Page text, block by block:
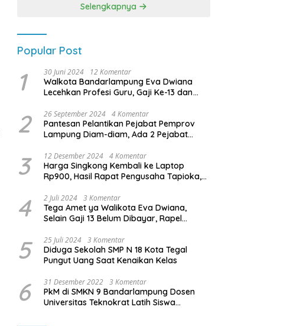
Kebangsaan
Selengkapnya
Popular Post
1 30 Juni 2024 12 Komentar
Walkota Bandarlampung Eva Dwiana
Lecehkan Profesi Guru, Gaji Ke-13 dan
2 26 September 2024 4 Komentar
Pantesan Pelantikan Pejabat Pemprov
Lampung Diam-diam, Ada 2 Pejabat
3 12 Desember 2024 4 Komentar
Harga Singkong Kembali ke Laptop
Rp900, Hasil Rapat Pengusaha Tapioka,
Lampung
4 2 Juli 2024 3 Komentar
Tega Amet ya Walikota Eva Dwiana,
Selain Gaji 13 Belum Dibayar, Rapel
Dibayar
5 25 Juli 2024 3 Komentar
Diduga Sekolah SMP N 18 Kota Tegal
Pungut Uang Saat Kenaikan Kelas
6 31 Desember 2022 3 Komentar
PkM di SMKN 9 Bandarlampung Dosen
Universitas Teknokrat Latih Siswa